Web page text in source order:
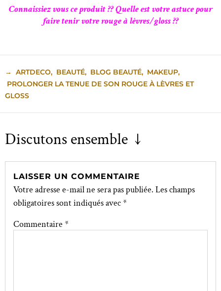
Connaissiez vous ce produit ?? Quelle est votre astuce pour
faire tenir votre rouge à lèvres/gloss ??
→ ARTDECO, BEAUTÉ, BLOG BEAUTÉ, MAKEUP,
PROLONGER LA TENUE DE SON ROUGE À LÈVRES ET
GLOSS
Discutons ensemble ↓
LAISSER UN COMMENTAIRE
Votre adresse e-mail ne sera pas publiée. Les champs
obligatoires sont indiqués avec*
Commentaire *